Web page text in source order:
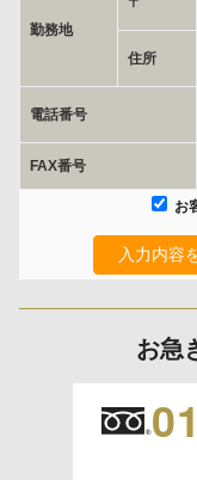
e.個人情報取り扱いに関
当社と当該企業/団体
ます。
委託の有無
なし
保有個人データの開
び 第三者への提供の
情報提供の任意性及び
勤務地
住所
電話番号
FAX番号
お
入力内容
お急